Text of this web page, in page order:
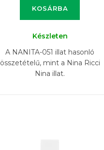
KOSÁRBA
Készleten
A NANITA-051 illat hasonló
összetételű, mint a Nina Ricci
Nina illat.